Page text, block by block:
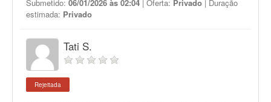
Submetido: 06/01/2026 às 02:04 | Oferta: Privado | Duração
estimada: Privado
Tati S.
Rejeitada